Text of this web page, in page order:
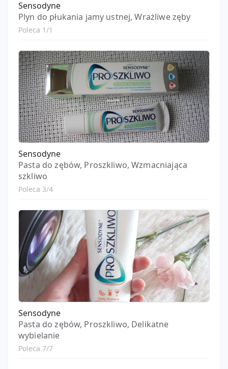
Sensodyne
Plyn do płukania jamy ustnej, Wrażliwe zęby
Poleca 1/1
Sensodyne
Pasta do zębów, Proszkliwo, Wzmacniająca
szkliwo
Poleca 3/4
Sensodyne
Pasta do zębów, Proszkliwo, Delikatne
wybielanie
Poleca 7/7